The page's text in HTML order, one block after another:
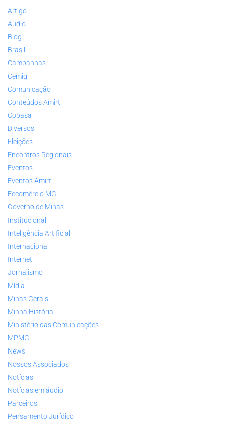
Artigo
Áudio
Blog
Brasil
Campanhas
Cemig
Comunicação
Conteúdos Amirt
Copasa
Diversos
Eleições
Encontros Regionais
Eventos
Eventos Amirt
Fecomércio MG
Governo de Minas
Institucional
Inteligência Artificial
Internacional
Internet
Jornalismo
Mídia
Minas Gerais
Minha História
Ministério das Comunicações
MPMG
News
Nossos Associados
Notícias
Notícias em áudio
Parceiros
Pensamento Jurídico